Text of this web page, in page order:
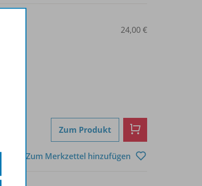
24,00 €
Zum Produkt
Zum Merkzettel hinzufügen